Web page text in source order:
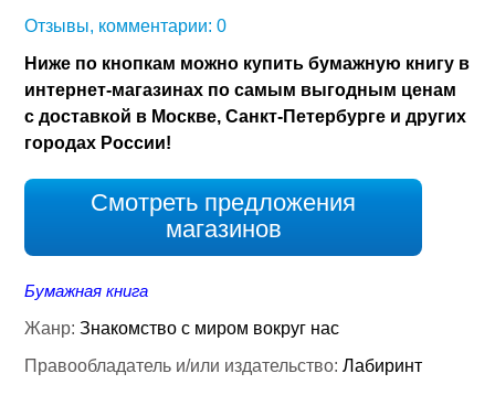
Отзывы, комментарии: 0
Ниже по кнопкам можно купить бумажную книгу в
интернет-магазинах по самым выгодным ценам
с доставкой в Москве, Санкт-Петербурге и других
городах России!
Смотреть предложения
магазинов
Бумажная книга
Жанр:Знакомство с миром вокруг нас
Правообладатель и/или издательство:Лабиринт